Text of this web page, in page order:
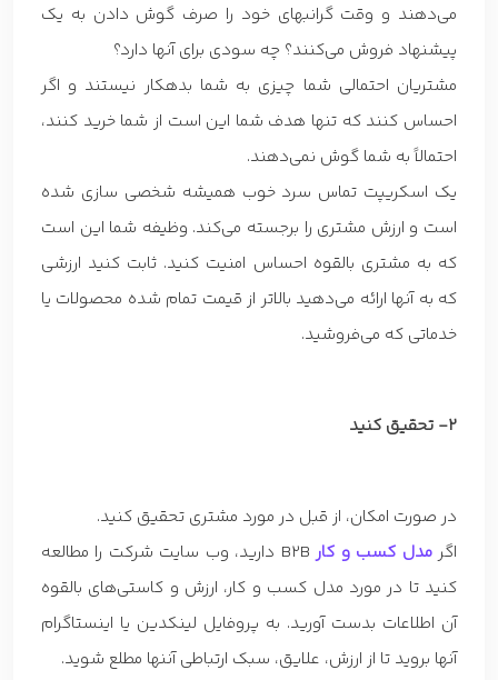
می‌دهند و وقت گرانبهای خود را صرف گوش دادن به یک
پیشنهاد فروش می‌کنند؟ چه سودی برای آنها دارد؟
مشتریان احتمالی شما چیزی به شما بدهکار نیستند و اگر
احساس کنند که تنها هدف شما این است از شما خرید کنند،
احتمالاً به شما گوش نمی‌دهند.
یک اسکریپت تماس سرد خوب همیشه شخصی سازی شده
است و ارزش مشتری را برجسته می‌کند. وظیفه شما این است
که به مشتری بالقوه احساس امنیت کنید. ثابت کنید ارزشی
که به آنها ارائه می‌دهید بالاتر از قیمت تمام شده محصولات یا
خدماتی که می‌فروشید.
2- تحقیق کنید
در صورت امکان، از قبل در مورد مشتری تحقیق کنید.
اگرمدل کسب و کار
B2B دارید، وب سایت شرکت را مطالعه
کنید تا در مورد مدل کسب و کار، ارزش و کاستی‌های بالقوه
آن اطلاعات بدست آورید. به پروفایل لینکدین یا اینستاگرام
آنها بروید تا از ارزش، علایق، سبک ارتباطی آننها مطلع شوید.